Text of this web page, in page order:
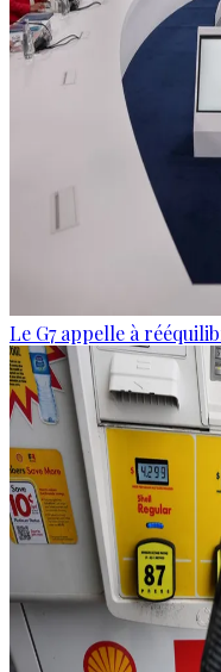
Le G7 appelle à